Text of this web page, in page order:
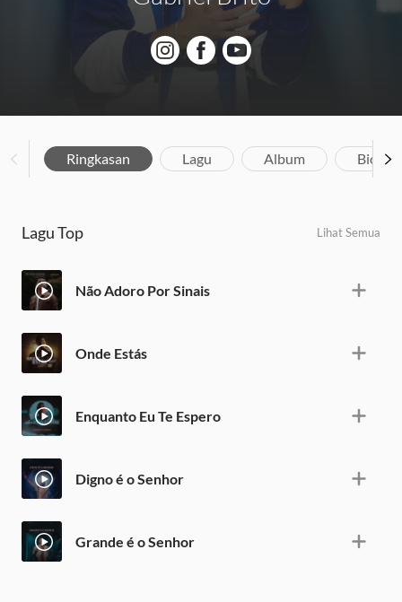
Ringkasan Lagu Album
Lagu Top Lihat Semua
Não Adoro Por Sinais
Onde Estás
Enquanto Eu Te Espero
Digno é o Senhor
Grande é o Senhor